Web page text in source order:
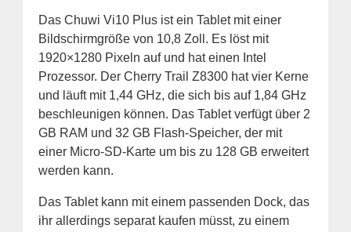
Das Chuwi Vi10 Plus ist ein Tablet mit einer
Bildschirmgröße von 10,8 Zoll. Es löst mit
1920×1280 Pixeln auf und hat einen Intel
Prozessor. Der Cherry Trail Z8300 hat vier Kerne
und läuft mit 1,44 GHz, die sich bis auf 1,84 GHz
beschleunigen können. Das Tablet verfügt über 2
GB RAM und 32 GB Flash-Speicher, der mit
einer Micro-SD-Karte um bis zu 128 GB erweitert
werden kann.
Das Tablet kann mit einem passenden Dock, das
ihr allerdings separat kaufen müsst, zu einem